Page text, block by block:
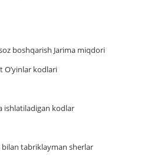
boshqаrish Jаrimа miqdori
O’yinlar kodlari
ishlatiladigan kodlar
tabriklayman sherlar